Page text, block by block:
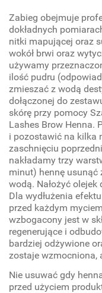
Zabieg obejmuje
dokładnych
nitki mapującej oraz
wokół brwi oraz
używamy
ilość pudru
zmieszać z wodą
dołączonej do
skórę przy pomocy
Lashes Brow Henna.
i pozostawić na kilka
zaschnięciu
nakładamy trzy
minut) hennę usunąć
wodą. Nałożyć
Dla wydłużenia
przed każdym
wzbogacony jest w
regenerujące i
bardziej odżywione
zostaje wzmocniona,
Nie usuwać gdy
przed użyciem